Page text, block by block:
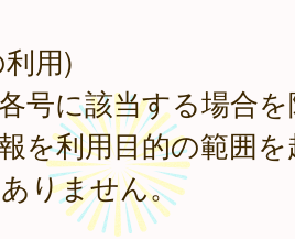
用)
号に該当する場合
を利用目的の範囲
りません。